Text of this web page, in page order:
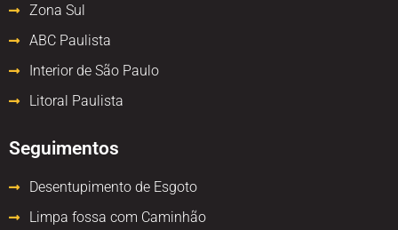
Zona Sul
ABC Paulista
Interior de São Paulo
Litoral Paulista
Seguimentos
Desentupimento de Esgoto
Limpa fossa com Caminhão